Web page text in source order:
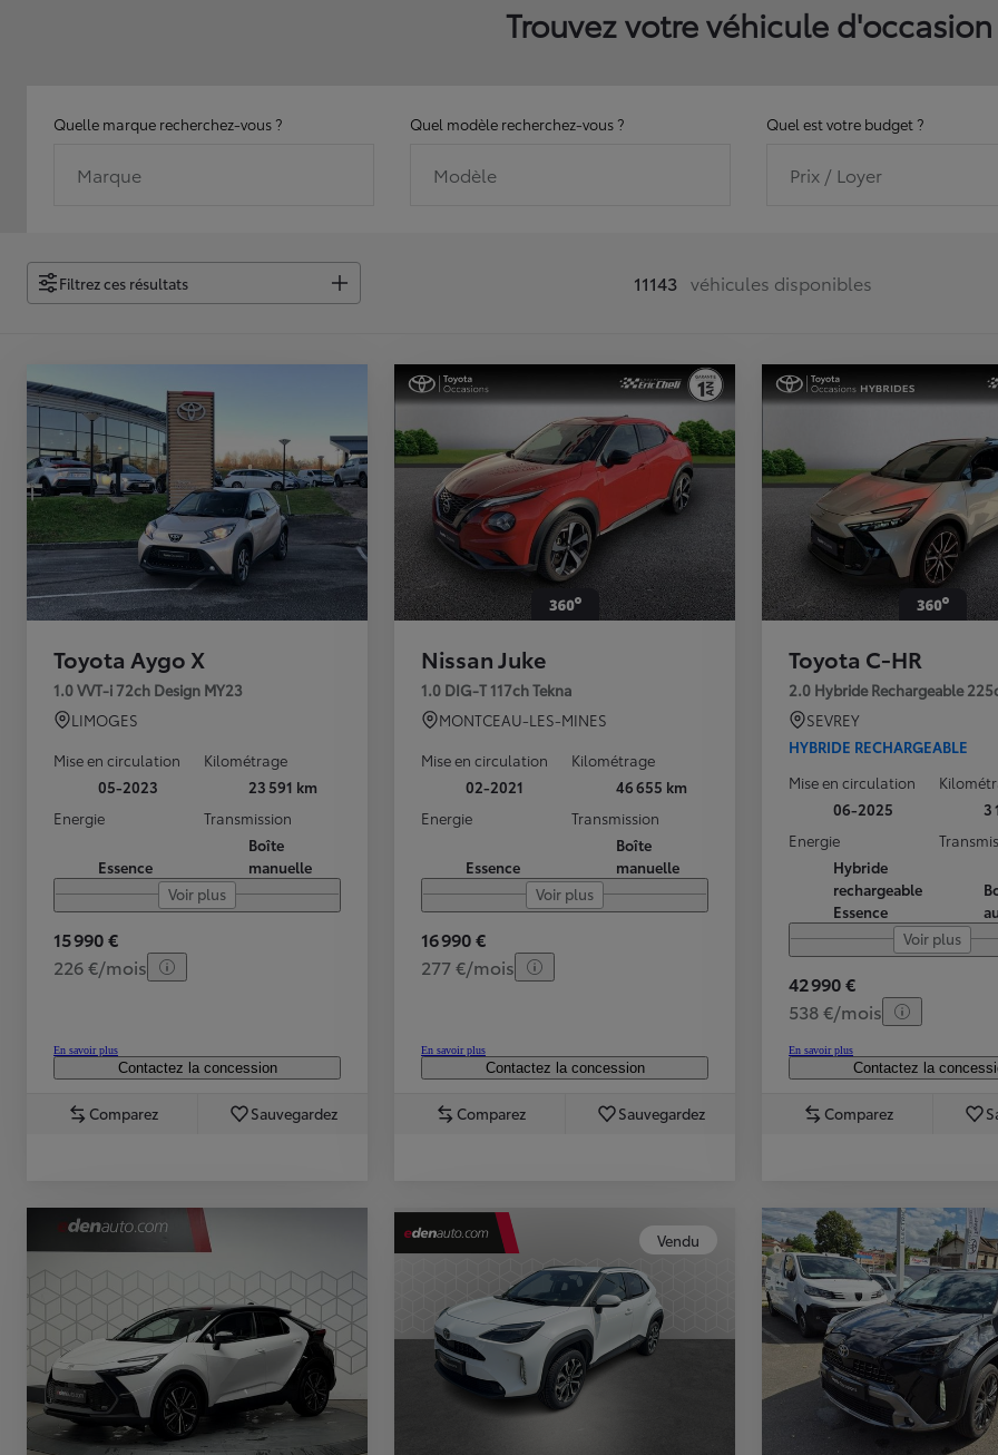
TOYOTA C-HR
HYBRIDE OU HYBRIDE RECHARGEABLE
Trouvez votre véhicule d'occasion
Quelle marque recherchez-vous ?
Marque
Quel modèle recherchez-vous ?
Modèle
Quel est votre budget ?
Prix / Loyer
Filtrez ces résultats 11143 véhicules disponibles
Toyota Aygo X
1.0 VVT-i 72ch Design MY23
LIMOGES
Mise en circulation
05-2023
Kilométrage
23 591 km
Energie
Essence
Transmission
Boîte
manuelle
Voir plus
15 990 €
226 €/mois
En savoir plus
Contactez la concession
Comparez Sauvegardez
Nissan Juke
1.0 DIG-T 117ch Tekna
MONTCEAU-LES-MINES
Mise en circulation
02-2021
Kilométrage
46 655 km
Energie
Essence
Transmission
Boîte
manuelle
Voir plus
16 990 €
277 €/mois
En savoir plus
Contactez la concession
Comparez Sauvegardez
Toyota C-HR
2.0 Hybride Rechargeable
SEVREY
HYBRIDE RECHARGEABLE
Mise en circulation
06-2025
3
Energie
Hybride
rechargeable
Essence
Voir plus
42 990 €
538 €/mois
En savoir plus
Contactez la
Comparez
Vendu